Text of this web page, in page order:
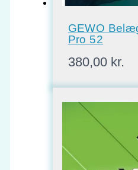
GEWO
Pro 52
380,00 kr.